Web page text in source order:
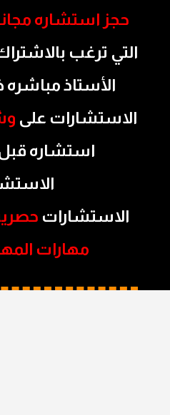
حجز استشاره
التي ترغب
الأستاذ مباشره خلال
الاستشارات على
استشاره
الاستشارات
مهارات